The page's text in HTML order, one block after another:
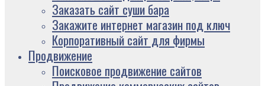
Заказать сайт суши бара
Закажите интернет магазин под ключ
Корпоративный сайт для фирмы
Продвижение
Поисковое продвижение сайтов